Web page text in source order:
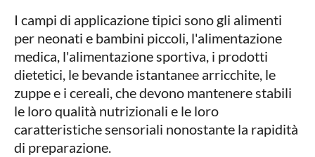
I campi di applicazione tipici sono gli alimenti
per neonati e bambini piccoli, l'alimentazione
medica, l'alimentazione sportiva, i prodotti
dietetici, le bevande istantanee arricchite, le
zuppe e i cereali, che devono mantenere stabili
le loro qualità nutrizionali e le loro
caratteristiche sensoriali nonostante la rapidità
di preparazione.